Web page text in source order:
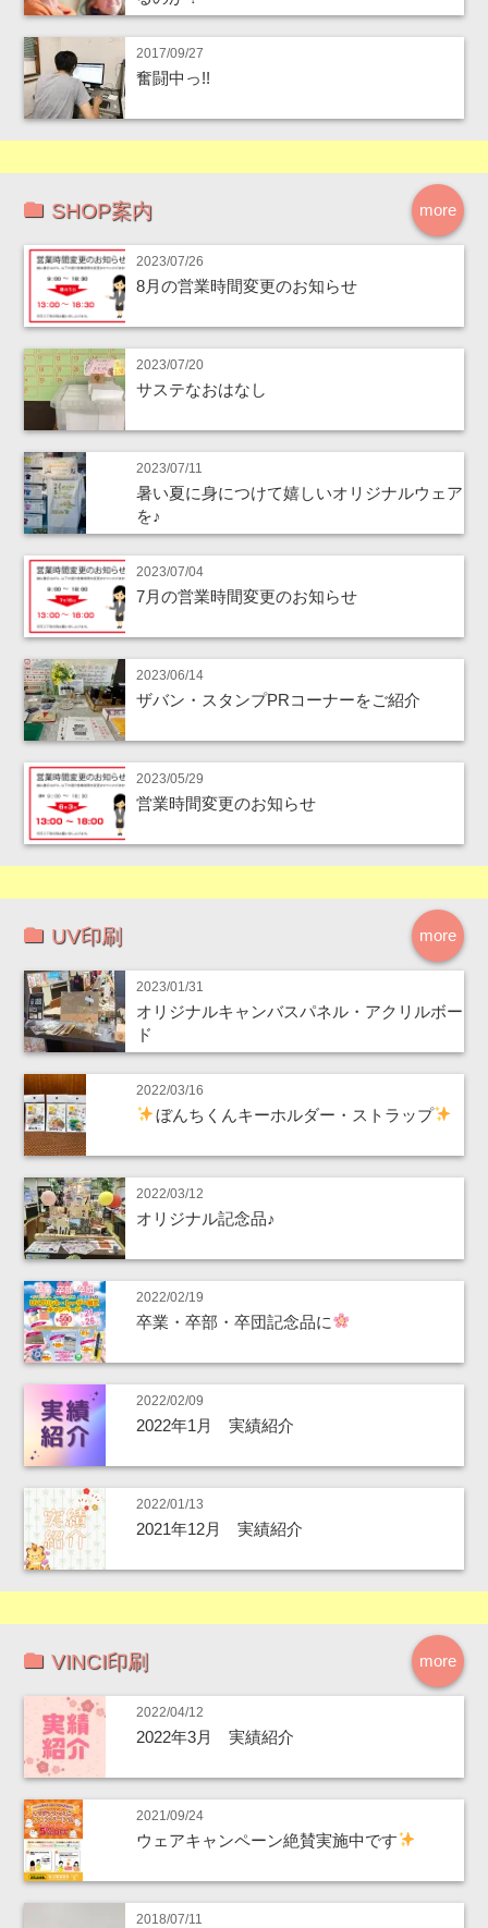
2017/09/27
奮闘中っ!!
more
SHOP案内
2023/07/26
8月の営業時間変更のお知らせ
2023/07/20
サステなおはなし
2023/07/11
暑い夏に身につけて嬉しいオリジナルウェア
を♪
2023/07/04
7月の営業時間変更のお知らせ
2023/06/14
ザバン・スタンプPRコーナーをご紹介
2023/05/29
営業時間変更のお知らせ
more
UV印刷
2023/01/31
オリジナルキャンバスパネル・アクリルボー
ド
2022/03/16
ぼんちくんキーホルダー・ストラップ
2022/03/12
オリジナル記念品♪
2022/02/19
卒業・卒部・卒団記念品に
2022/02/09
2022年1月 実績紹介
2022/01/13
2021年12月 実績紹介
more
VINCI印刷
2022/04/12
2022年3月 実績紹介
2021/09/24
ウェアキャンペーン絶賛実施中です
2018/07/11